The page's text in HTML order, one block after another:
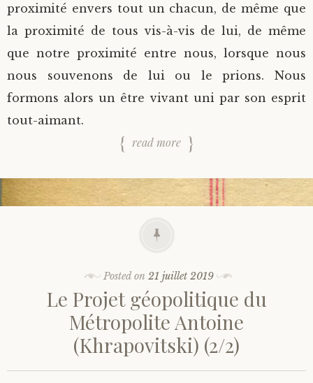
proximité envers tout un chacun, de même que
la proximité de tous vis-à-vis de lui, de même
que notre proximité entre nous, lorsque nous
nous souvenons de lui ou le prions. Nous
formons alors un être vivant uni par son esprit
tout-aimant.
read more
Posted on 21 juillet 2019
Le Projet géopolitique du
Métropolite Antoine
(Khrapovitski) (2/2)